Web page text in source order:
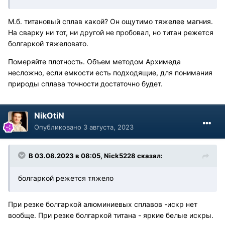
М.б. титановый сплав какой? Он ощутимо тяжелее магния.
На сварку ни тот, ни другой не пробовал, но титан режется
болгаркой тяжеловато.
Померяйте плотность. Объем методом Архимеда
несложно, если емкости есть подходящие, для понимания
природы сплава точности достаточно будет.
NikOtiN
Опубликовано 3 августа, 2023
В 03.08.2023 в 08:05, Nick5228 сказал:
болгаркой режется тяжело
При резке болгаркой алюминиевых сплавов -искр нет
вообще. При резке болгаркой титана - яркие белые искры.